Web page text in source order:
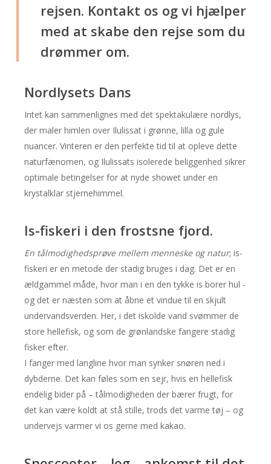
rejsen. Kontakt os og vi hjælper
med at skabe den rejse som du
drømmer om.
Nordlysets Dans
Intet kan sammenlignes med det spektakulære nordlys,
der maler himlen over Ilulissat i grønne, lilla og gule
nuancer. Vinteren er den perfekte tid til at opleve dette
naturfænomen, og Ilulissats isolerede beliggenhed sikrer
optimale betingelser for at nyde showet under en
krystalklar stjernehimmel.
Is-fiskeri i den frostsne fjord.
En tålmodighedsprøve mellem menneske og natur; is-
fiskeri er en metode der stadig bruges i dag. Det er en
ældgammel måde, hvor man i en den tykke is borer hul -
og det er næsten som at åbne et vindue til en skjult
undervandsverden. Her, i det iskolde vand svømmer de
store hellefisk, og som de grønlandske fangere stadig
fisker efter.
I fanger med langline hvor man synker snøren ned i
dybderne. Det kan føles som en sejr, hvis en hellefisk
endelig bider på – tålmodigheden der bærer frugt, for
det kan være koldt at stå stille, trods det varme tøj – og
undervejs varmer vi os gerne med kakao.